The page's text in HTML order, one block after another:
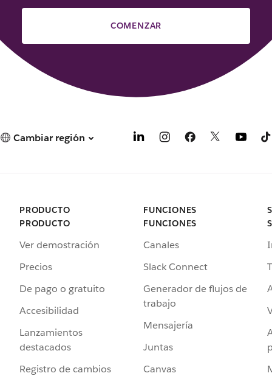
COMENZAR
Cambiar región
PRODUCTO
PRODUCTO
Ver demostración
Precios
De pago o gratuito
Accesibilidad
Lanzamientos
destacados
Registro de cambios
FUNCIONES
FUNCIONES
Canales
Slack Connect
Generador de flujos de
trabajo
Mensajería
Juntas
Canvas